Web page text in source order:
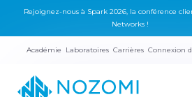
Rejoignez-nous à Spark 2026, la conférence
Networks !
Académie Laboratoires Carrières Connexion